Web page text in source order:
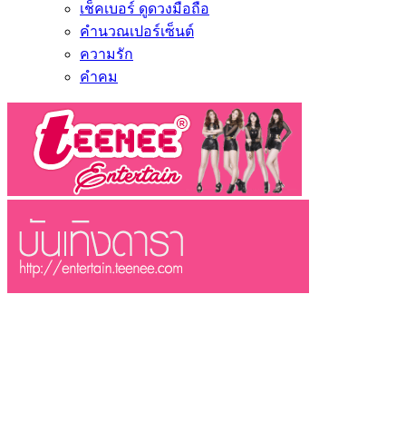
เช็คเบอร์ ดูดวงมือถือ
คำนวณเปอร์เซ็นต์
ความรัก
คำคม